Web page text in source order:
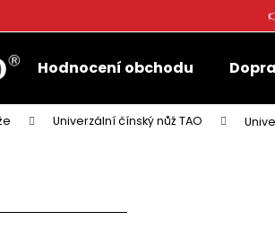
Hodnocení obchodu
Univerzální čínský nůž TAO
Co